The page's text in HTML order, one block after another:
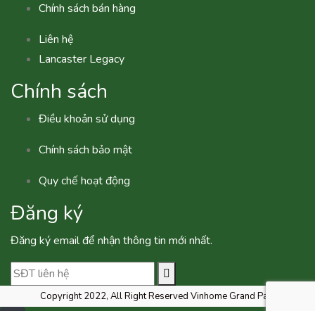
Chính sách bán hàng
Liên hệ
Lancaster Legacy
Chính sách
Điều khoản sử dụng
Chính sách bảo mật
Quy chế hoạt động
Đăng ký
Đăng ký email để nhận thông tin mới nhất.
Copyright 2022, All Right Reserved Vinhome Grand Park